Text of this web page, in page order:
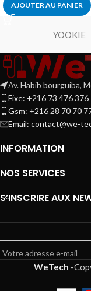
AJOUTER AU PANIER
YOOKIE
Av. Habib bourguiba,
Fixe: +216 73 476 376
Gsm: +216 28 70 70
Email: contact@we-
INFORMATION
NOS SERVICES
S’INSCRIRE AUX
WeTech-